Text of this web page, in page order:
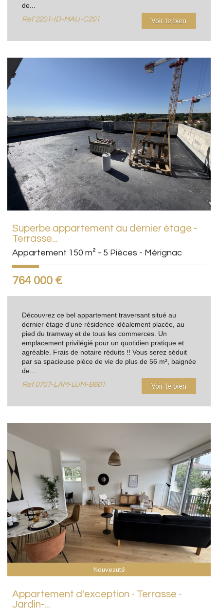
de...
Ref2201-ID-MAU-C201 Voir le bien
Superbe appartement au dernier étage -
Terrasse...
Appartement 150 m² - 5 Pièces - Mérignac
764 000 €
Découvrez ce bel appartement traversant situé au
dernier étage d’une résidence idéalement placée, au
pied du tramway et de tous les commerces. Un
emplacement privilégié pour un quotidien pratique et
agréable. Frais de notaire réduits !! Vous serez séduit
par sa spacieuse pièce de vie de plus de 56 m², baignée
de...
Ref0707-LAM-LUM-B601 Voir le bien
Nouveauté
Appartement d'exception - Terrasse -
Jardin-...